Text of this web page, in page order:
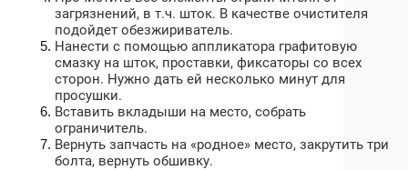
загрязнений, в т.ч. шток. В качестве очистителя
подойдет обезжириватель.
Нанести с помощью аппликатора графитовую
смазку на шток, проставки, фиксаторы со всех
сторон. Нужно дать ей несколько минут для
просушки.
Вставить вкладыши на место, собрать
ограничитель.
Вернуть запчасть на «родное» место, закрутить три
болта, вернуть обшивку.